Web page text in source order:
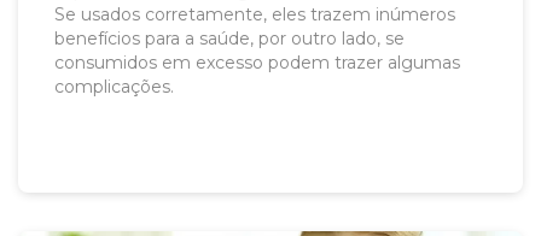
Se usados corretamente, eles trazem inúmeros
benefícios para a saúde, por outro lado, se
consumidos em excesso podem trazer algumas
complicações.